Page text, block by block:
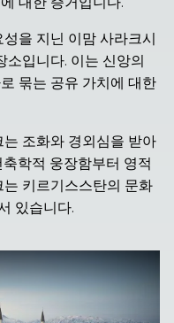
을 지닌 이맘 사라크시
소입니다. 이는 신앙의
묶는 공유 가치에 대한
조화와 경외심을 받아
학적 웅장함부터 영적
키르기스스탄의 문화
있습니다.